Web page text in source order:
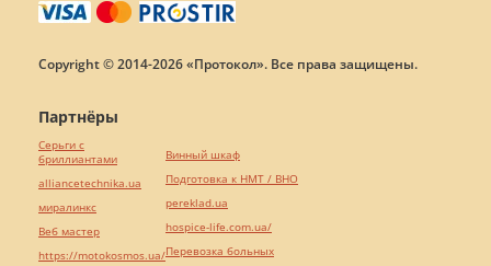
Copyright © 2014-2026 «Протокол». Все права защищены.
Партнёры
Серьги с
бриллиантами
alliancetechnika.ua
миралинкс
Веб мастер
https://motokosmos.ua/
Винный шкаф
Подготовка к НМТ / ВНО
pereklad.ua
hospice-life.com.ua/
Перевозка больных